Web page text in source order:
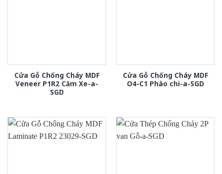
Cửa Gỗ Chống Cháy MDF
Veneer P1R2 Căm Xe-a-
SGD
Cửa Gỗ Chống Cháy MDF
O4-C1 Phào chi-a-SGD